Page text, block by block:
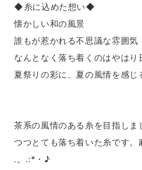
◆糸に込めた想い◆
懐かしい和の風景
誰もが惹かれる不思議な雰囲気
なんとなく落ち着くのはやはり
夏祭りの彩に、夏の風情を感じ
茶系の風情のある糸を目指し
つつとても落ち着いた糸です
.。.:*・♪